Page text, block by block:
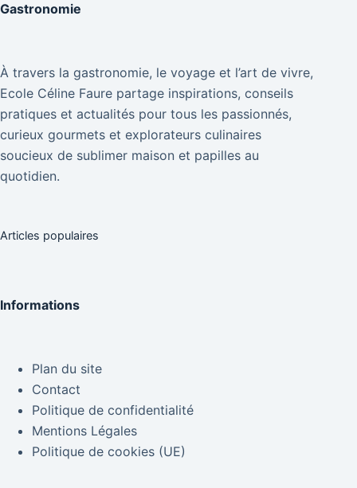
Gastronomie
À travers la gastronomie, le voyage et l’art de vivre,
Ecole Céline Faure partage inspirations, conseils
pratiques et actualités pour tous les passionnés,
curieux gourmets et explorateurs culinaires
soucieux de sublimer maison et papilles au
quotidien.
Articles populaires
Informations
Plan du site
Contact
Politique de confidentialité
Mentions Légales
Politique de cookies (UE)